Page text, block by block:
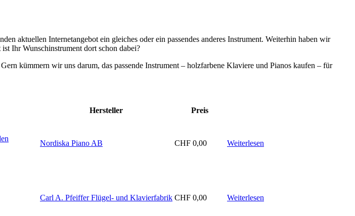
aktuellen Internetangebot ein gleiches oder ein passendes anderes Instrument. Weiterhin haben wir
Ihr Wunschinstrument dort schon dabei?
kümmern wir uns darum, das passende Instrument – holzfarbene Klaviere und Pianos kaufen – für
Hersteller Preis
Nordiska Piano AB CHF 0,00 Weiterlesen
Carl A. Pfeiffer Flügel- und Klavierfabrik CHF 0,00 Weiterlesen